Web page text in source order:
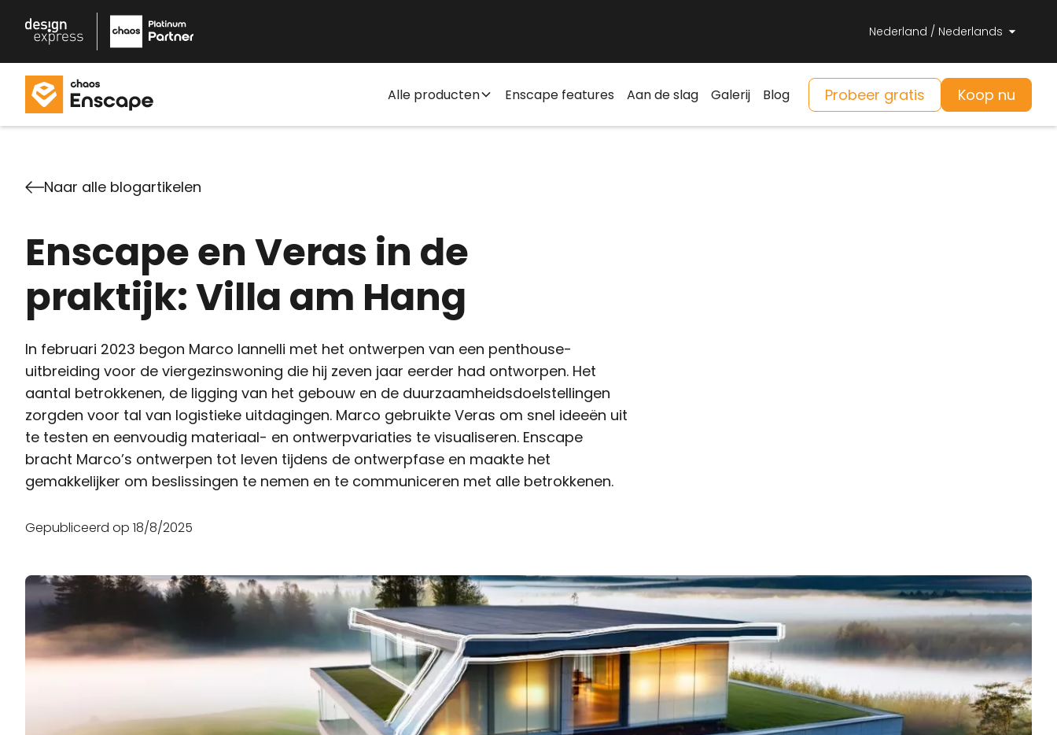
Nederland / Nederlands
Alle producten Enscape features Aan de slag Galerij Blog Probeer gratis Koop nu
Naar alle blogartikelen
Enscape en Veras in de
praktijk: Villa am Hang
In februari 2023 begon Marco Iannelli met het ontwerpen van een penthouse-
uitbreiding voor de viergezinswoning die hij zeven jaar eerder had ontworpen. Het
aantal betrokkenen, de ligging van het gebouw en de duurzaamheidsdoelstellingen
zorgden voor tal van logistieke uitdagingen. Marco gebruikte Veras om snel ideeën uit
te testen en eenvoudig materiaal- en ontwerpvariaties te visualiseren. Enscape
bracht Marco’s ontwerpen tot leven tijdens de ontwerpfase en maakte het
gemakkelijker om beslissingen te nemen en te communiceren met alle betrokkenen.
Gepubliceerd op 18/8/2025